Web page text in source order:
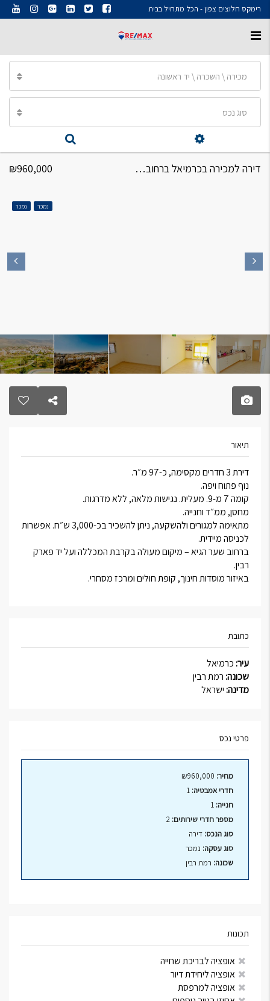
רימקס חלוצים צפון - הכל מתחיל בבית
מכירה \ השכרה \ יד ראשונה
סוג נכס
דירה למכירה בכרמיאל ברחוב שער הגיא דירה 3 חדרים ₪960,000
נמכר נמכר
תיאור
דירת 3 חדרים מקסימה, כ-97 מ״ר.
נוף פתוח ויפה.
קומה 7 מ-9. מעלית. נגישות מלאה, ללא מדרגות.
מחסן, ממ״ד וחנייה.
מתאימה למגורים ולהשקעה, ניתן להשכיר בכ-3,000 ש״ח. אפשרות
לכניסה מיידית.
ברחוב שער הגיא – מיקום מעולה בקרבת המכללה ועל יד פארק
רבין.
באיזור מוסדות חינוך, קופת חולים ומרכז מסחרי.
כתובת
עיר:כרמיאל
שכונה:רמת רבין
מדינה:ישראל
פרטי נכס
מחיר:
חדרי אמבטיה:
חנייה:
מספר חדרי שירותים:
סוג הנכס: דירה
סוג עסקה: נמכר
שכונה: רמת רבין
תכונות
אופציה לבריכת שחייה
אופציה ליחידת דיור
אופציה למרפסת